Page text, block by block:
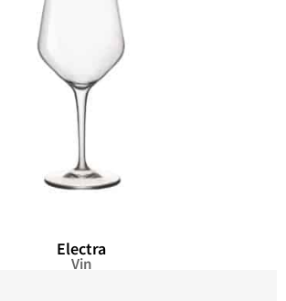
Electra
Vin